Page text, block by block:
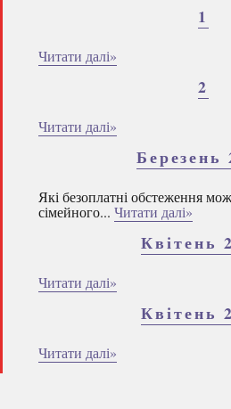
1
Читати далі»
2
Читати далі»
Березень
Які безоплатні обстеження
сімейного... Читати далі»
Квітень
Читати далі»
Квітень
Читати далі»